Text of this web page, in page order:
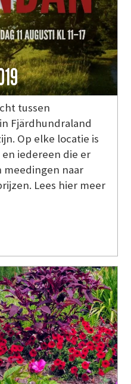
tussen
Fjärdhundraland
Op elke locatie is
iedereen die er
meedingen naar
Lees hier meer